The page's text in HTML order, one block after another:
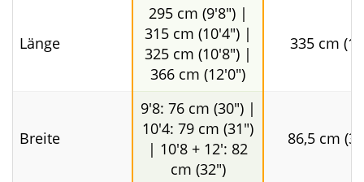
Allround,
Touring
Paddlergewicht
9.8: 70 - 80 kg |
10.4: 80 - 90 kg |
10.8: 100 - 110
kg | 12.0: 120 -
130 kg